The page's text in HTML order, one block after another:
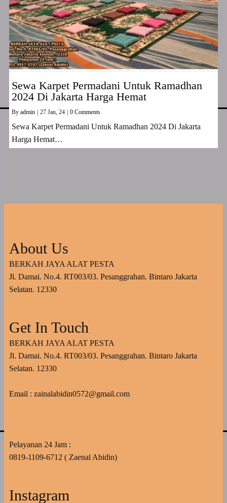
Sewa Karpet Permadani Untuk Ramadhan
2024 Di Jakarta Harga Hemat
By admin | 27 Jan, 24 | 0 Comments
Sewa Karpet Permadani Untuk Ramadhan 2024 Di Jakarta
Harga Hemat…
About Us
BERKAH JAYA ALAT PESTA
Jl. Damai. No.4. RT003/03. Pesanggrahan. Bintaro Jakarta
Selatan. 12330
Get In Touch
BERKAH JAYA ALAT PESTA
Jl. Damai. No.4. RT003/03. Pesanggrahan. Bintaro Jakarta
Selatan. 12330
Email : zainalabidin0572@gmail.com
Pelayanan 24 Jam :
0819-1109-6712 ( Zaenal Abidin)
Instagram